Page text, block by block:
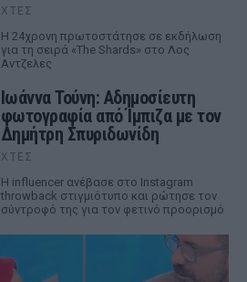
ΧΤΕΣ
Η 24χρονη πρωτοστάτησε σε εκδήλωση
για τη σειρά «The Shards» στο Λος
Αντζελες
Ιωάννα Τούνη: Αδημοσίευτη
φωτογραφία από Ίμπιζα με τον
Δημήτρη Σπυριδωνίδη
ΧΤΕΣ
Η influencer ανέβασε στο Instagram
throwback στιγμιότυπο και ρώτησε τον
σύντροφό της για τον φετινό προορισμό